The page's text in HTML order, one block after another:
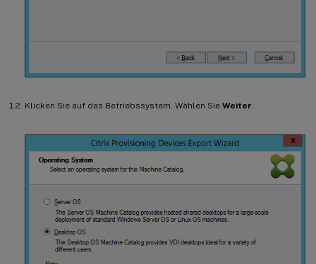
Klicken Sie auf das Betriebssystem. Wählen Sie Weiter